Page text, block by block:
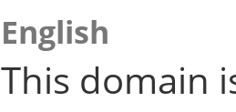
English
This domain